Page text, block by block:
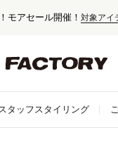
モアセール開催！ 対象アイ
に詳しく
タッフスタイリング